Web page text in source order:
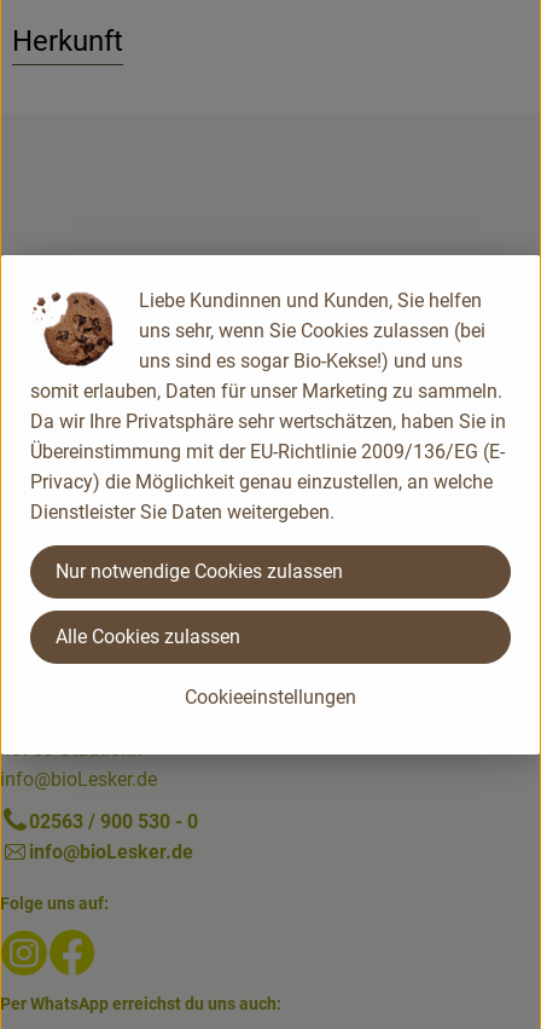
Service
Herkunft
Du erreichst uns telefonisch am besten von
Montag bis Freitag von 8-14 Uhr.
02563 / 900 530 -0
info@bioLesker.de
Unseren Hofladen erreichst du wie folgt:
Montag - Freitag 9:00-12:30 Uhr & 14:30-18:00 Uhr
Samstag 9:00-13:00 Uhr
02563 / 900 530 -16
laden@bioLesker.de
Unser Gemüse beziehen wir bevorzugt aus unserer eigenen Gärtnerei.
Kontakt
48703 Stadtlohn
info@bioLesker.de
02563 / 900 530 - 0
info@bioLesker.de
Folge uns auf:
Externer Link zu https://www.instagram.com/biolesker/
Per WhatsApp erreichst du uns auch:
Liebe Kundinnen und Kunden, Sie helfen
uns sehr, wenn Sie Cookies zulassen (bei
uns sind es sogar Bio-Kekse!) und uns
somit erlauben, Daten für unser Marketing zu sammeln.
Da wir Ihre Privatsphäre sehr wertschätzen, haben Sie in
Übereinstimmung mit der EU-Richtlinie 2009/136/EG (E-
Privacy) die Möglichkeit genau einzustellen, an welche
Dienstleister Sie Daten weitergeben.
Cookieeinstellungen
Nur notwendige Cookies zulassen
Alle Cookies zulassen